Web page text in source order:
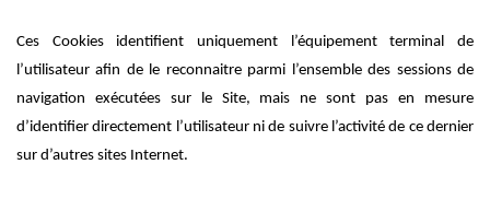
Ces Cookies identifient uniquement l’équipement terminal de
l’utilisateur afin de le reconnaitre parmi l’ensembledes sessions de
navigation exécutées sur le Site, mais ne sont pas en mesure
d’identifier directement l’utilisateur ni de suivre l’activité de ce dernier
sur d’autres sites Internet.